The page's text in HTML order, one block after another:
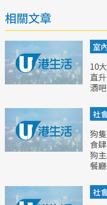
相關文章
室
10
直
酒吧
社
狗
食
狗
餐廳
社